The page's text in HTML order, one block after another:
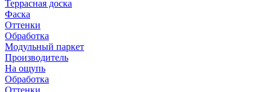
Террасная доска
Фаска
Оттенки
Обработка
Модульный паркет
Производитель
На ощупь
Обработка
Оттенки